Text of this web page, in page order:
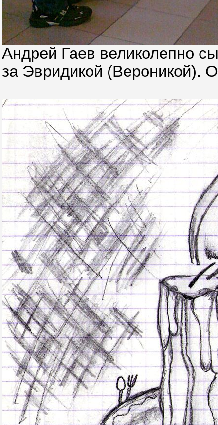
Андрей Гаев великолепно
за Эвридикой (Вероникой).